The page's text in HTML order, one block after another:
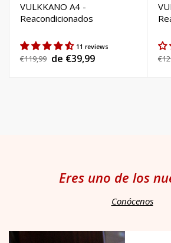
VULKKANO A4 -
Reacondicionados
11 reviews
Precio
€119,99 Precio
de
de €39,99
Eres uno de los
Conócenos